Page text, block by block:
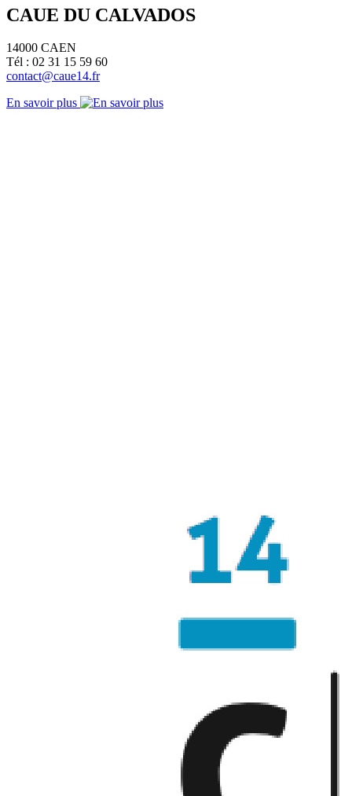
CAUE DU CALVADOS
14000 CAEN
Tél : 02 31 15 59 60
contact@caue14.fr
En savoir plus